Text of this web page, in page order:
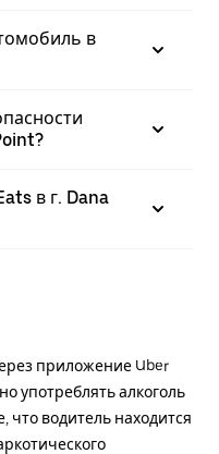
в
в г. Dana
приложение Uber
употреблять алкоголь
что водитель находится